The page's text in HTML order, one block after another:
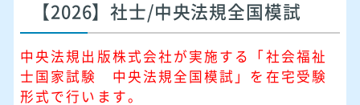
【2026】社士/中央法規全国模試
中央法規出版株式会社が実施する「社会福祉
士国家試験 中央法規全国模試」を在宅受験
形式で行います。